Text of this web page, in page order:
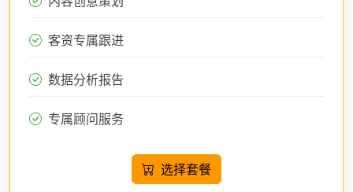
客资专属跟进
数据分析报告
专属顾问服务
选择套餐